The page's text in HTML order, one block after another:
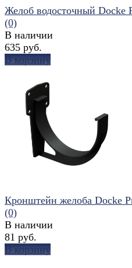
избранное
Желоб водосточный
(0)
В наличии
635 руб.
В корзину
Кронштейн желоба Docke
(0)
В наличии
81 руб.
В корзину